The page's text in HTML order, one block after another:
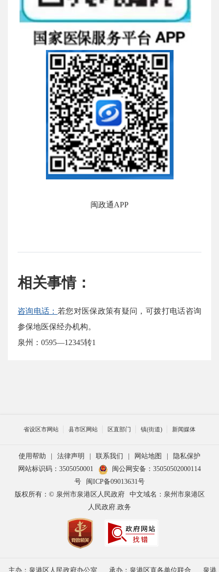
闽政通APP
相关事情：
咨询电话： 若您对医保政策有疑问，可拨打电话咨询
参保地医保经办机构。
泉州：0595—12345转1
省设区市网站 县市区网站 区直部门 镇(街道) 新闻媒体
使用帮助 法律声明 联系我们 网站地图
隐私保护
网站标识码：3505050001
闽公网安备：35050502000114
号
闽ICP备09013631号
版权所有：© 泉州市泉港区人民政府
中文域名：泉州市泉港区
人民政府.政务
主办：泉港区人民政府办公室 承办：泉港区直各单位联合 泉港